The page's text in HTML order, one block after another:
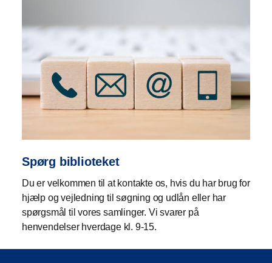
Spørg biblioteket
Du er velkommen til at kontakte os, hvis du har brug for
hjælp og vejledning til søgning og udlån eller har
spørgsmål til vores samlinger. Vi svarer på
henvendelser hverdage kl. 9-15.